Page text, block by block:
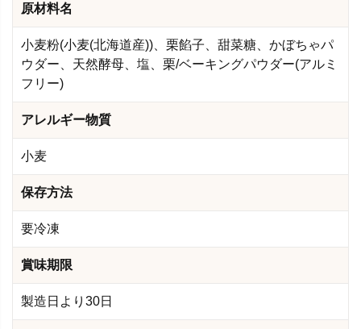
原材料名
小麦粉(小麦(北海道産))、栗餡子、甜菜糖、かぼちゃパ
ウダー、天然酵母、塩、栗/ベーキングパウダー(アルミ
フリー)
アレルギー物質
小麦
保存方法
要冷凍
賞味期限
製造日より30日